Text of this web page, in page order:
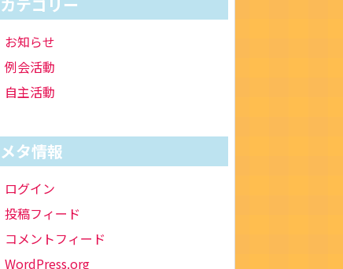
お知らせ
例会活動
自主活動
メタ情報
ログイン
投稿フィード
コメントフィード
WordPress.org